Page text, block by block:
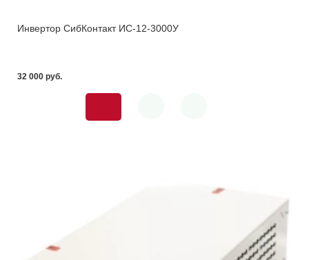
Инвертор СибКонтакт ИС-12-3000У
32 000 pуб.